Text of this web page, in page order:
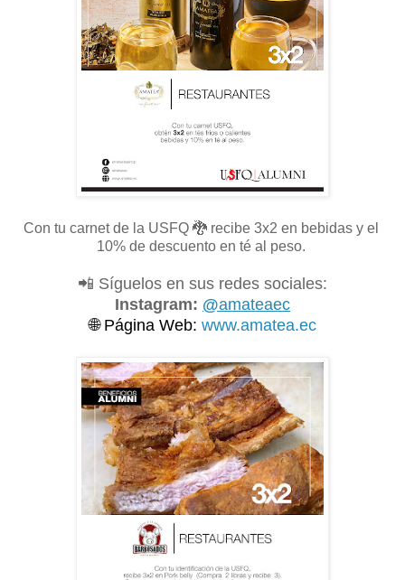
Con tu carnet de la USFQ 🐉 recibe 3x2 en bebidas y el
10% de descuento en té al peso.
📲 Síguelos en sus redes sociales:
Instagram: @amateaec
🌐 Página Web: www.amatea.ec